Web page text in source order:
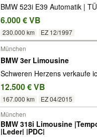
BMW 523i E39 Automatik |
6.000 € VB
230.000 km EZ 12/1997
München
BMW 3er Limousine
Schweren Herzens verkaufe
12.500 € VB
167.000 km EZ 04/2015
München
BMW 318i Limousine
|Leder| |PDC|